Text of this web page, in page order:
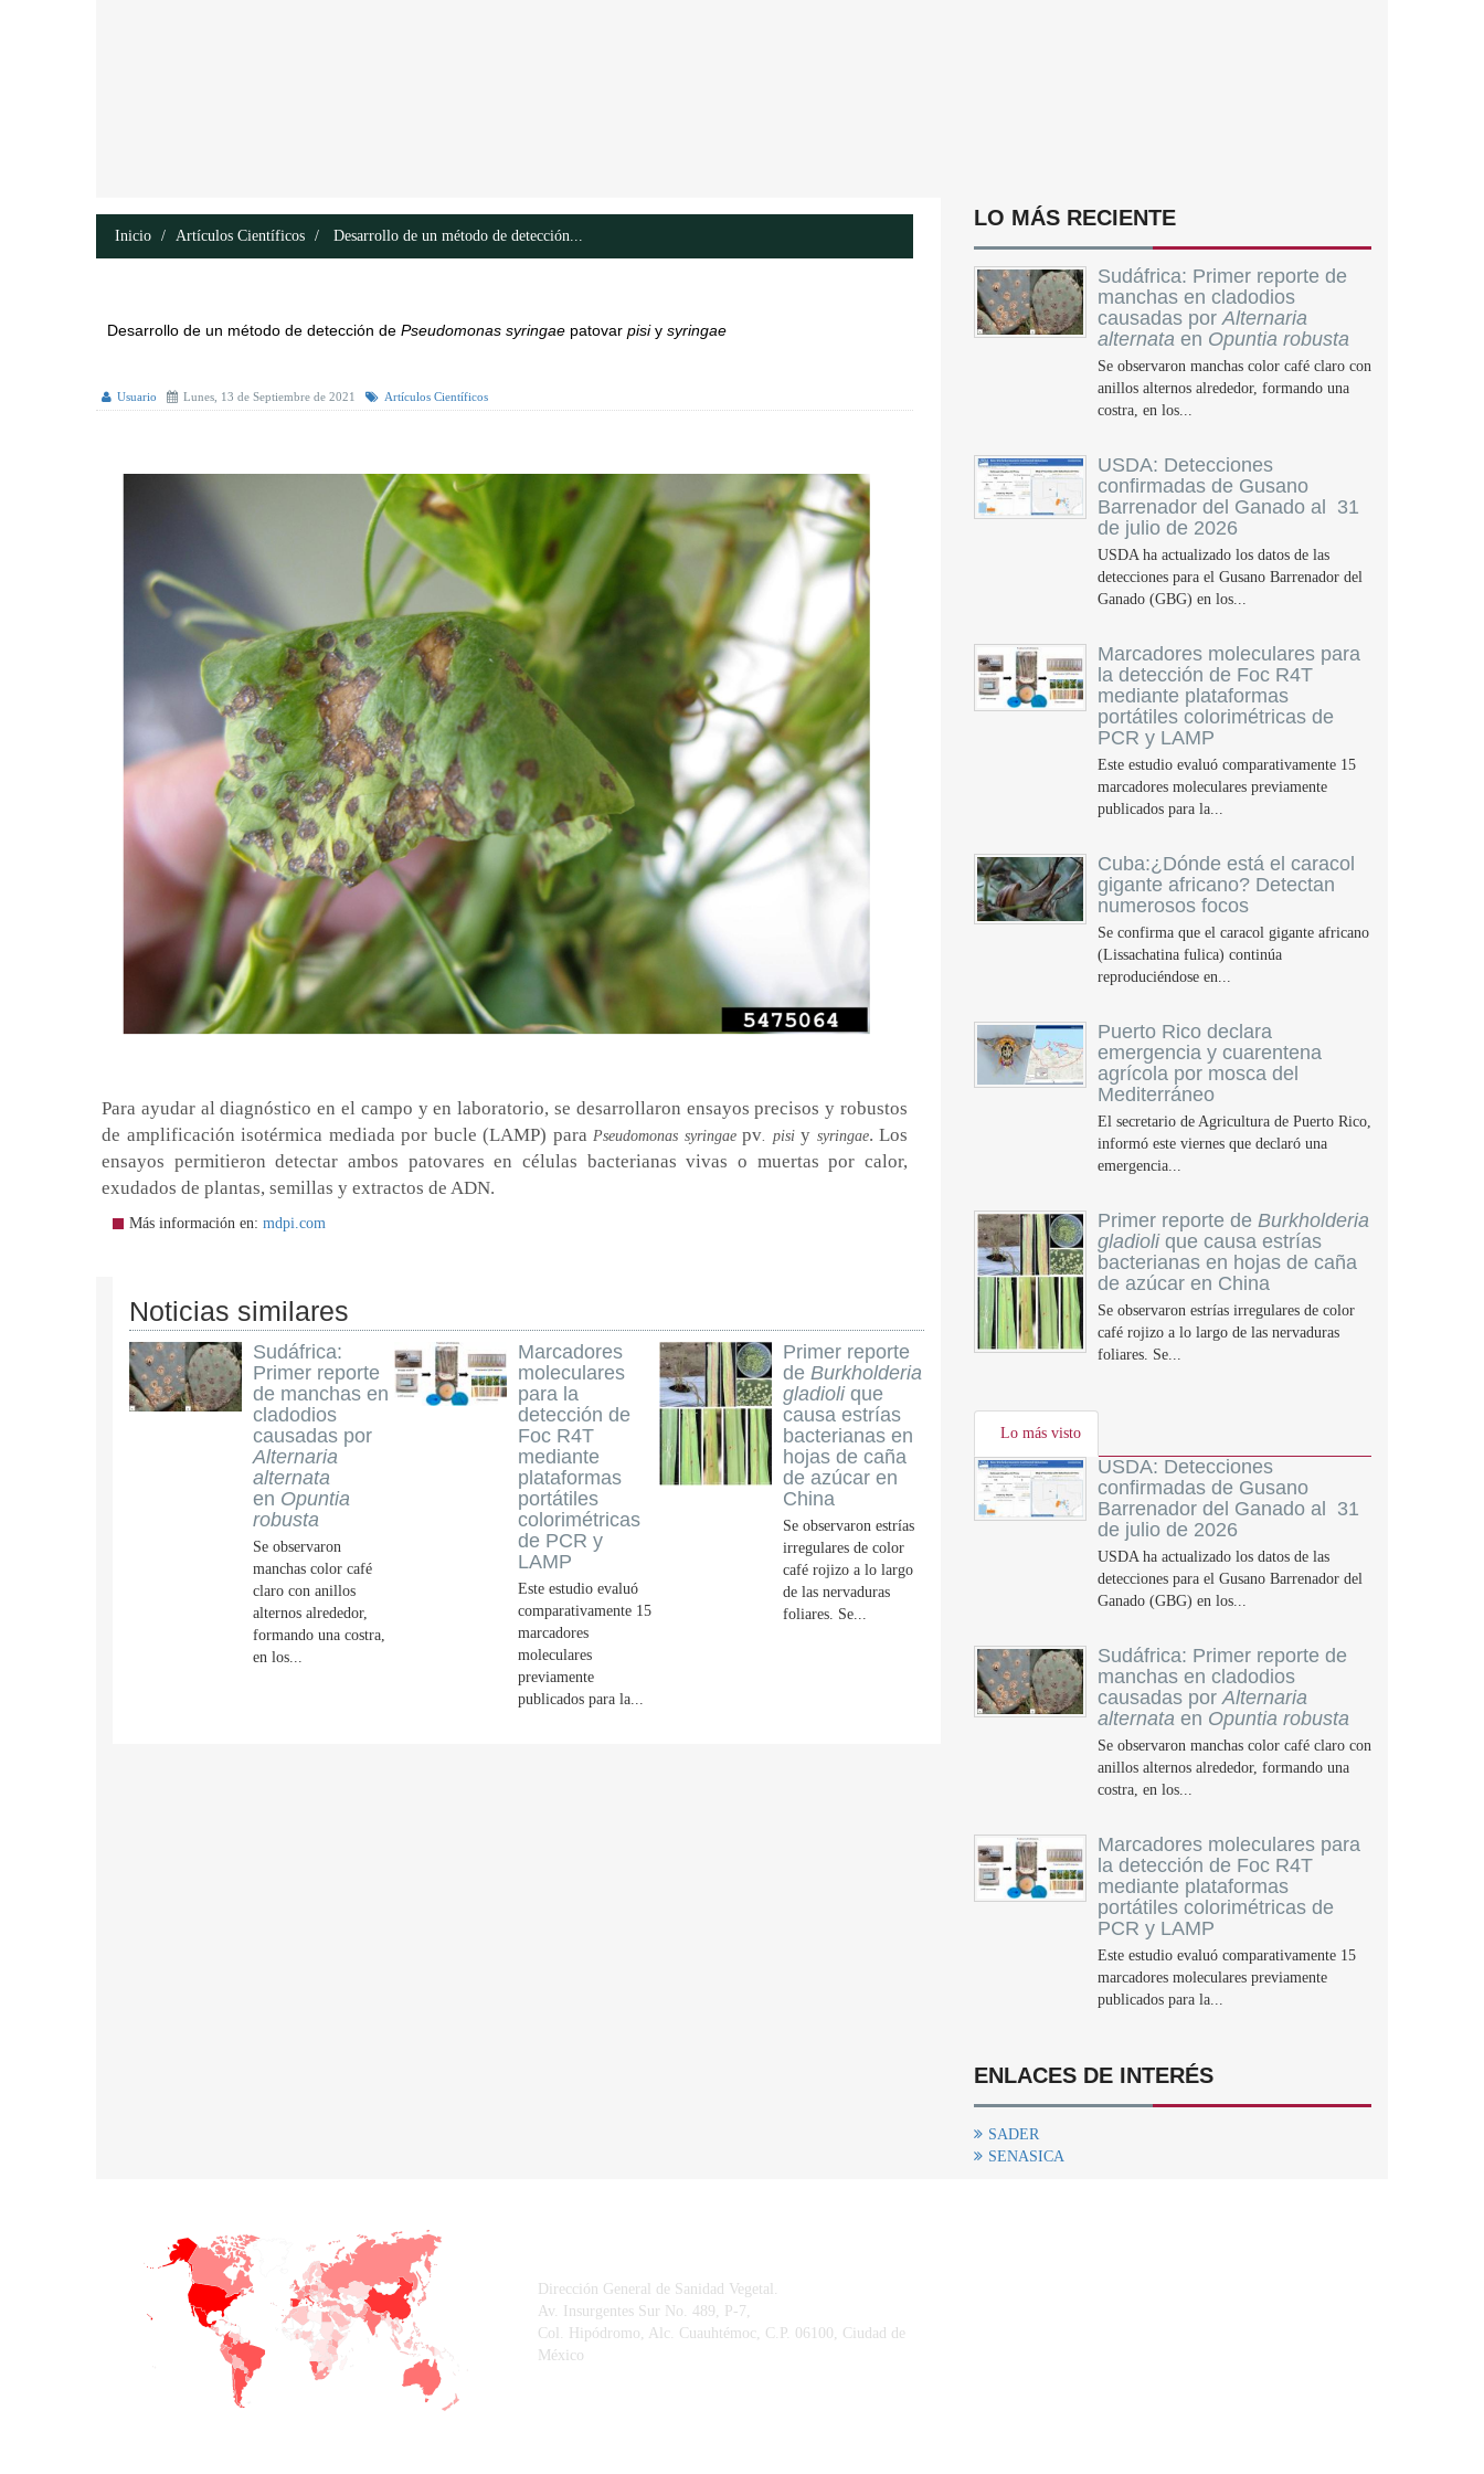
Inicio Artículos Científicos Desarrollo de un método de detección...
Desarrollo de un método de detección de Pseudomonas syringae patovar pisiy syringae
Usuario Lunes, 13 de Septiembre de 2021 Artículos Científicos
Para ayudar al diagnóstico en el campo y en laboratorio, se desarrollaron ensayos precisos y robustos
de amplificación isotérmica mediada por bucle (LAMP) para Pseudomonas syringae pv. pisi y syringae. Los
ensayos permitieron detectar ambos patovares en células bacterianas vivas o muertas por calor,
exudados de plantas, semillas y extractos de ADN.
Más información en: mdpi.com
Noticias similares
Sudáfrica:
Primer reporte
de manchas en
cladodios
causadas por
Alternaria
alternata
en Opuntia
robusta
Se observaron
manchas color café
claro con anillos
alternos alrededor,
formando una costra,
en los...
Marcadores
moleculares
para la
detección de
Foc R4T
mediante
plataformas
portátiles
colorimétricas
de PCR y
LAMP
Este estudio evaluó
comparativamente 15
marcadores
moleculares
previamente
publicados para la...
Primer reporte
de Burkholderia
gladiolique
causa estrías
bacterianas en
hojas de caña
de azúcar en
China
Se observaron estrías
irregulares de color
café rojizo a lo largo
de las nervaduras
foliares. Se...
LO MÁS RECIENTE
Sudáfrica: Primer reporte de
manchas en cladodios
causadas porAlternaria
alternata en Opuntia robusta
Se observaron manchas color café claro con
anillos alternos alrededor, formando una
costra, en los...
USDA: Detecciones
confirmadas de Gusano
Barrenador del Ganado al 31
de julio de 2026
USDA ha actualizado los datos de las
detecciones para el Gusano Barrenador del
Ganado (GBG) en los...
Marcadores moleculares para
la detección de Foc R4T
mediante plataformas
portátiles colorimétricas de
PCR y LAMP
Este estudio evaluó comparativamente 15
marcadores moleculares previamente
publicados para la...
Cuba:¿Dónde está el caracol
gigante africano? Detectan
numerosos focos
Se confirma que el caracol gigante africano
(Lissachatina fulica) continúa
reproduciéndose en...
Puerto Rico declara
emergencia y cuarentena
agrícola por mosca del
Mediterráneo
El secretario de Agricultura de Puerto Rico,
informó este viernes que declaró una
emergencia...
Primer reporte de Burkholderia
gladiolique causa estrías
bacterianas en hojas de caña
de azúcar en China
Se observaron estrías irregulares de color
café rojizo a lo largo de las nervaduras
foliares. Se...
Lo más visto
USDA: Detecciones
confirmadas de Gusano
Barrenador del Ganado al 31
de julio de 2026
USDA ha actualizado los datos de las
detecciones para el Gusano Barrenador del
Ganado (GBG) en los...
Sudáfrica: Primer reporte de
manchas en cladodios
causadas porAlternaria
alternata en Opuntia robusta
Se observaron manchas color café claro con
anillos alternos alrededor, formando una
costra, en los...
Marcadores moleculares para
la detección de Foc R4T
mediante plataformas
portátiles colorimétricas de
PCR y LAMP
Este estudio evaluó comparativamente 15
marcadores moleculares previamente
publicados para la...
ENLACES DE INTERÉS
SADER
SENASICA
Dirección General de Sanidad Vegetal.
Av. Insurgentes Sur No. 489, P-7,
Col. Hipódromo, Alc. Cuauhtémoc, C.P. 06100, Ciudad de
México